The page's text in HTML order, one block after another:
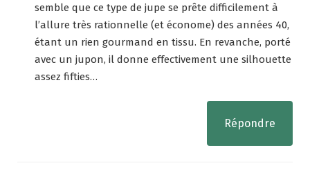
semble que ce type de jupe se prête difficilement à
l’allure très rationnelle (et économe) des années 40,
étant un rien gourmand en tissu. En revanche, porté
avec un jupon, il donne effectivement une silhouette
assez fifties…
Répondre